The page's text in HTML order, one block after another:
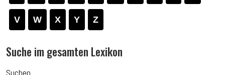
V W X Y Z
Suche im gesamten Lexikon
Suchen